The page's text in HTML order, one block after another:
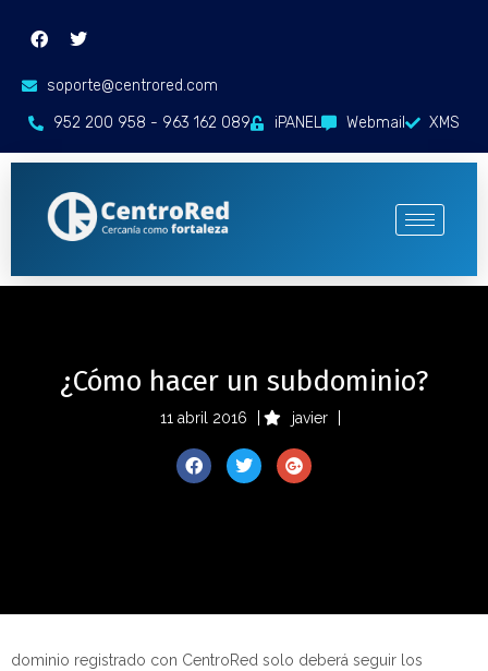
soporte@centrored.com
952 200 958 - 963 162 089
iPANEL Webmail XMS
¿Cómo hacer un subdominio?
11 abril 2016 javier
dominio registrado con CentroRed solo deberá seguir los